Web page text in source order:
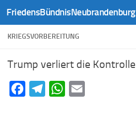
Zum Inhalt springen
FriedensBündnisNeubrandenburg
KRIEGSVORBEREITUNG
Trump verliert die Kontrolle
Facebook
Telegram
WhatsApp